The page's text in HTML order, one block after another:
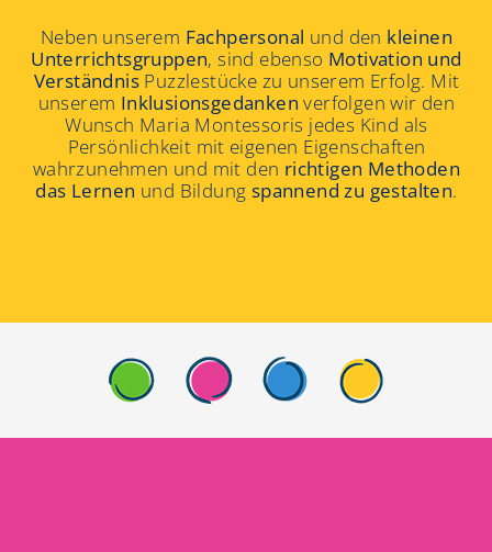
Neben unserem Fachpersonal und den kleinen
Unterrichtsgruppen, sind ebenso Motivation und
Verständnis Puzzlestücke zu unserem Erfolg. Mit
unserem Inklusionsgedanken verfolgen wir den
Wunsch Maria Montessoris jedes Kind als
Persönlichkeit mit eigenen Eigenschaften
wahrzunehmen und mit den richtigen Methoden
das Lernen und Bildung spannend zu gestalten.